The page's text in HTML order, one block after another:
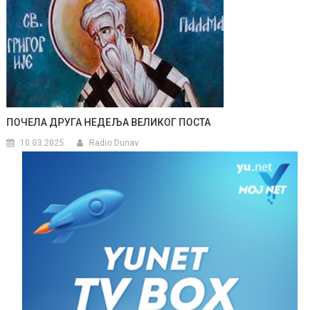
ПОЧЕЛА ДРУГА НЕДЕЉА ВЕЛИКОГ ПОСТА
10.03.2025. Radio Dunav